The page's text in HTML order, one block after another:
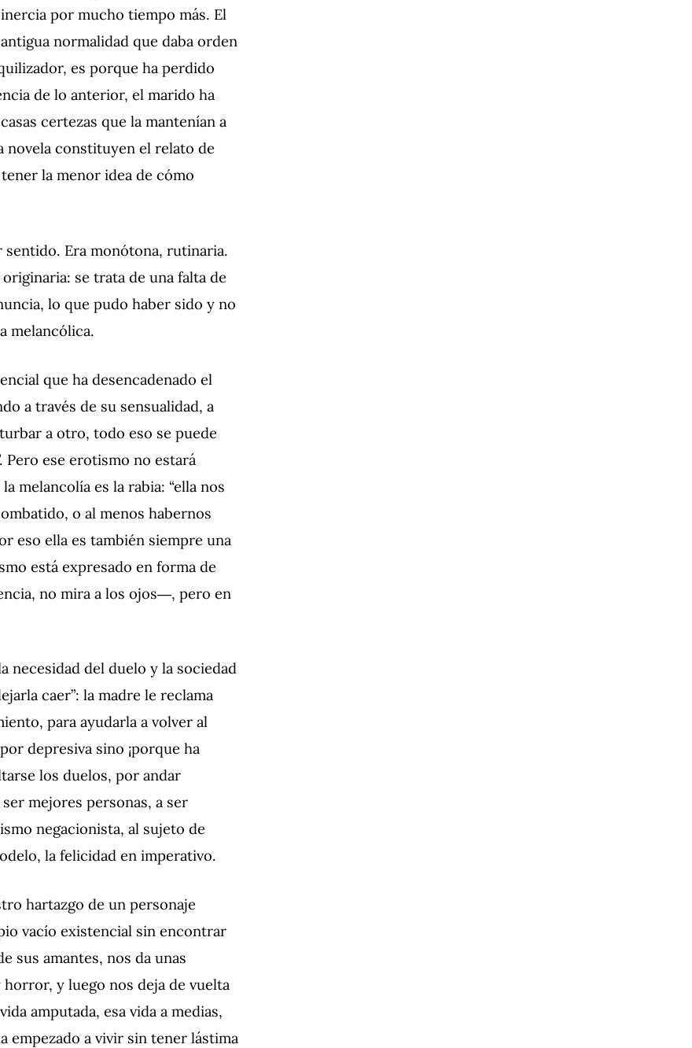
por mucho tiempo más. El
normalidad que daba orden
es porque ha perdido
de lo anterior, el marido ha
certezas que la mantenían a
novela constituyen el relato de
la menor idea de cómo
sentido. Era monótona, rutinaria.
se trata de una falta de
lo que pudo haber sido y no
melancólica.
que ha desencadenado el
a través de su sensualidad, a
a otro, todo eso se puede
Pero ese erotismo no estará
melancolía es la rabia: “ella nos
o al menos habernos
eso ella es también siempre una
está expresado en forma de
no mira a los ojos―, pero en
necesidad del duelo y la sociedad
caer”: la madre le reclama
para ayudarla a volver al
depresiva sino ¡porque ha
los duelos, por andar
mejores personas, a ser
negacionista, al sujeto de
la felicidad en imperativo.
hartazgo de un personaje
vacío existencial sin encontrar
sus amantes, nos da unas
y luego nos deja de vuelta
amputada, esa vida a medias,
empezado a vivir sin tener lástima